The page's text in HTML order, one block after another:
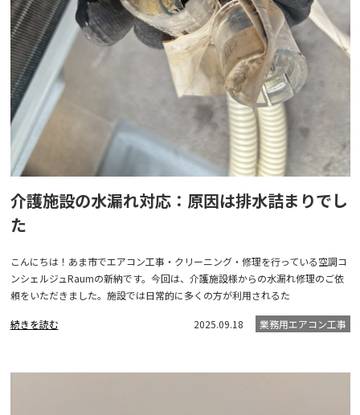
介護施設の水漏れ対応：原因は排水詰まりでし
た
こんにちは！あま市でエアコン工事・クリーニング・修理を行っている空調コ
ンシェルジュRaumの新納です。今回は、介護施設様からの水漏れ修理のご依
頼をいただきました。施設では日常的に多くの方が利用されるた
続きを読む 2025.09.18 業務用エアコン工事